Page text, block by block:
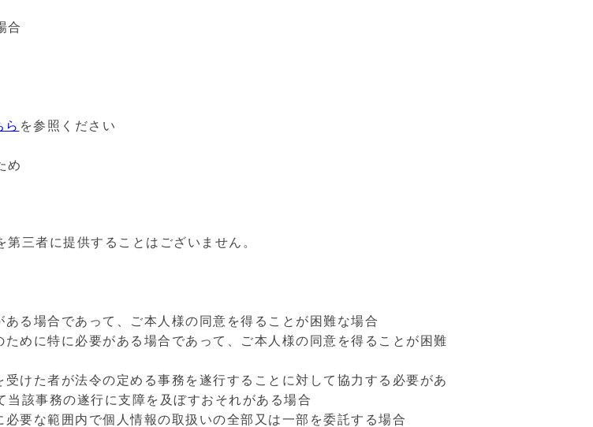
合
ら を参照ください
務のため
三者に提供することはございません。
る場合であって、ご本人様の同意を得ることが困難な場合
めに特に必要がある場合であって、ご本人様の同意を得ることが困難
けた者が法令の定める事務を遂行することに対して協力する必要があ
該事務の遂行に支障を及ぼすおそれがある場合
要な範囲内で個人情報の取扱いの全部又は一部を委託する場合